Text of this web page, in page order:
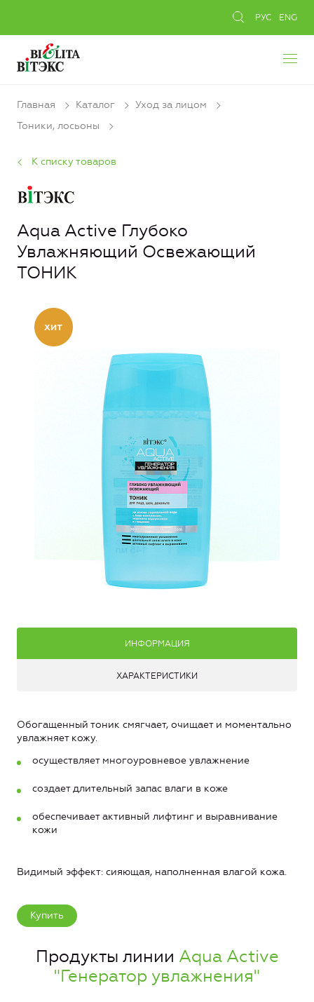
РУС ENG
Главная Каталог
Уход за лицом
Тоники, лосьоны
К списку товаров
Aqua Active Глубоко
Увлажняющий Освежающий
ТОНИК
ИНФОРМАЦИЯ
ХАРАКТЕРИСТИКИ
Обогащенный тоник смягчает, очищает и моментально
увлажняет кожу.
осуществляет многоуровневое увлажнение
создает длительный запас влаги в коже
обеспечивает активный лифтинг и выравнивание
кожи
Видимый эффект: сияющая, наполненная влагой кожа.
Купить
Продукты линии Aqua Active
"Генератор увлажнения"